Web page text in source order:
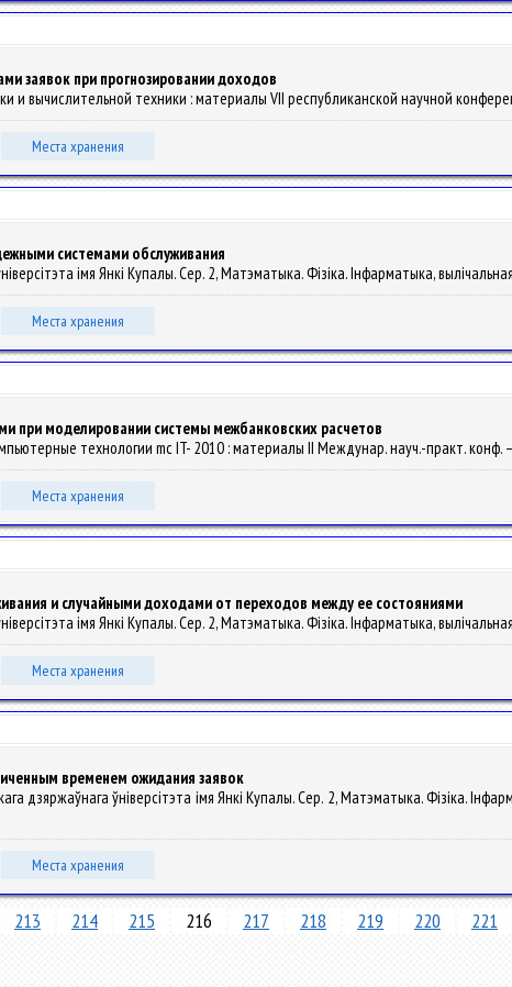
заявок при прогнозировании доходов
вычислительной техники : материалы VII республиканской научной
Места хранения
системами обслуживания
імя Янкі Купалы. Сер. 2, Матэматыка. Фізіка. Інфарматыка,
Места хранения
при моделировании системы межбанковских расчетов
технологии mc IT- 2010 : материалы II Междунар. науч.-практ. конф. –
Места хранения
и случайными доходами от переходов между ее состояниями
імя Янкі Купалы. Сер. 2, Матэматыка. Фізіка. Інфарматыка,
Места хранения
временем ожидания заявок
дзяржаўнага ўніверсітэта імя Янкі Купалы. Сер. 2, Матэматыка. Фізіка.
Места хранения
213 214 215 216 217 218 219 220 221